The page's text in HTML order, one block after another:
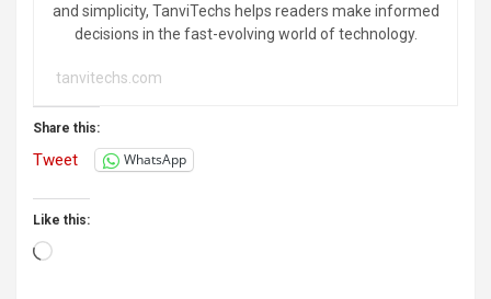
and simplicity, TanviTechs helps readers make informed
decisions in the fast-evolving world of technology.
tanvitechs.com
Share this:
Tweet WhatsApp
Like this:
Loading…